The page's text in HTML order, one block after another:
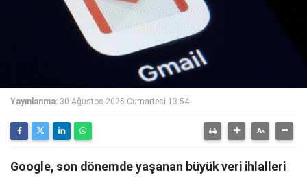
Yayınlanma: 30 Ağustos 2025 Cumartesi 13:54
Google, son dönemde yaşanan büyük veri ihlalleri